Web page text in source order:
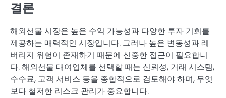
결론
해외선물 시장은 높은 수익 가능성과 다양한 투자 기회를
제공하는 매력적인 시장입니다. 그러나 높은 변동성과 레
버리지 위험이 존재하기 때문에 신중한 접근이 필요합니
다. 해외선물 대여업체를 선택할 때는 신뢰성, 거래 시스템,
수수료, 고객 서비스 등을 종합적으로 검토해야 하며, 무엇
보다 철저한 리스크 관리가 중요합니다.